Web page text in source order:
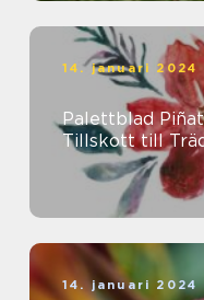
14. januari 2024
Palettblad
Tillskott till
14. januari 2024